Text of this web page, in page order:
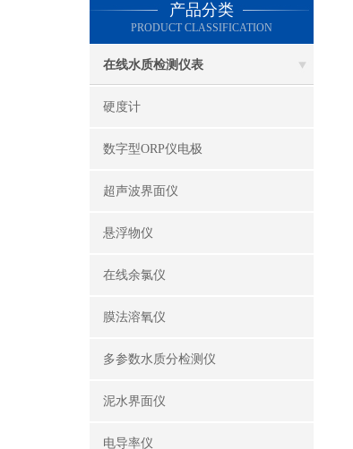
产品分类
PRODUCT CLASSIFICATION
在线水质检测仪表
硬度计
数字型ORP仪电极
超声波界面仪
悬浮物仪
在线余氯仪
膜法溶氧仪
多参数水质分检测仪
泥水界面仪
电导率仪